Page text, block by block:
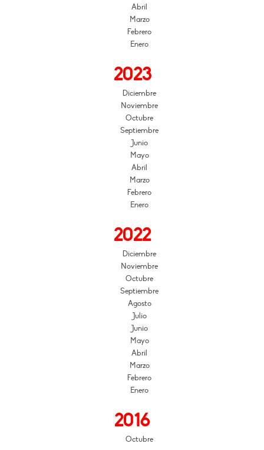
Abril
Marzo
Febrero
Enero
2023
Diciembre
Noviembre
Octubre
Septiembre
Junio
Mayo
Abril
Marzo
Febrero
Enero
2022
Diciembre
Noviembre
Octubre
Septiembre
Agosto
Julio
Junio
Mayo
Abril
Marzo
Febrero
Enero
2016
Octubre